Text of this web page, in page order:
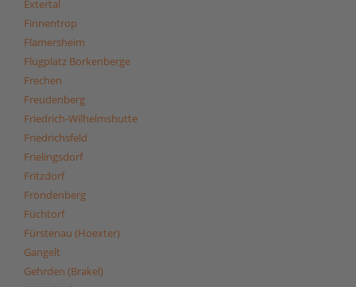
Extertal
Finnentrop
Flamersheim
Flugplatz Borkenberge
Frechen
Freudenberg
Friedrich-Wilhelmshutte
Friedrichsfeld
Frielingsdorf
Fritzdorf
Fröndenberg
Füchtorf
Fürstenau (Hoexter)
Gangelt
Gehrden (Brakel)